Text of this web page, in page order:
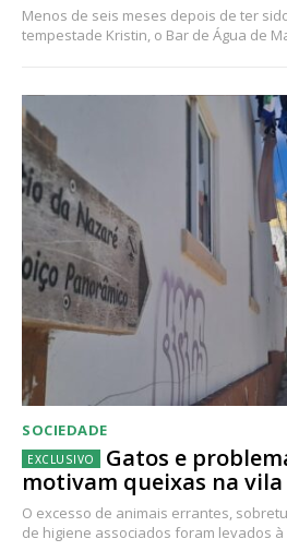
Menos de seis meses depois de ter
tempestade Kristin, o Bar de Água de
SOCIEDADE
Gatos e
motivam queixas na vila
O excesso de animais errantes,
de higiene associados foram levados à